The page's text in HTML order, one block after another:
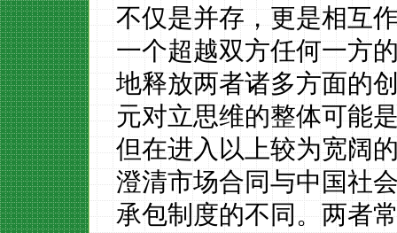
不仅是并存，更是相互
一个超越双方任何一方
地释放两者诸多方面的
元对立思维的整体可能
但在进入以上较为宽阔
澄清市场合同与中国社
承包制度的不同。两者